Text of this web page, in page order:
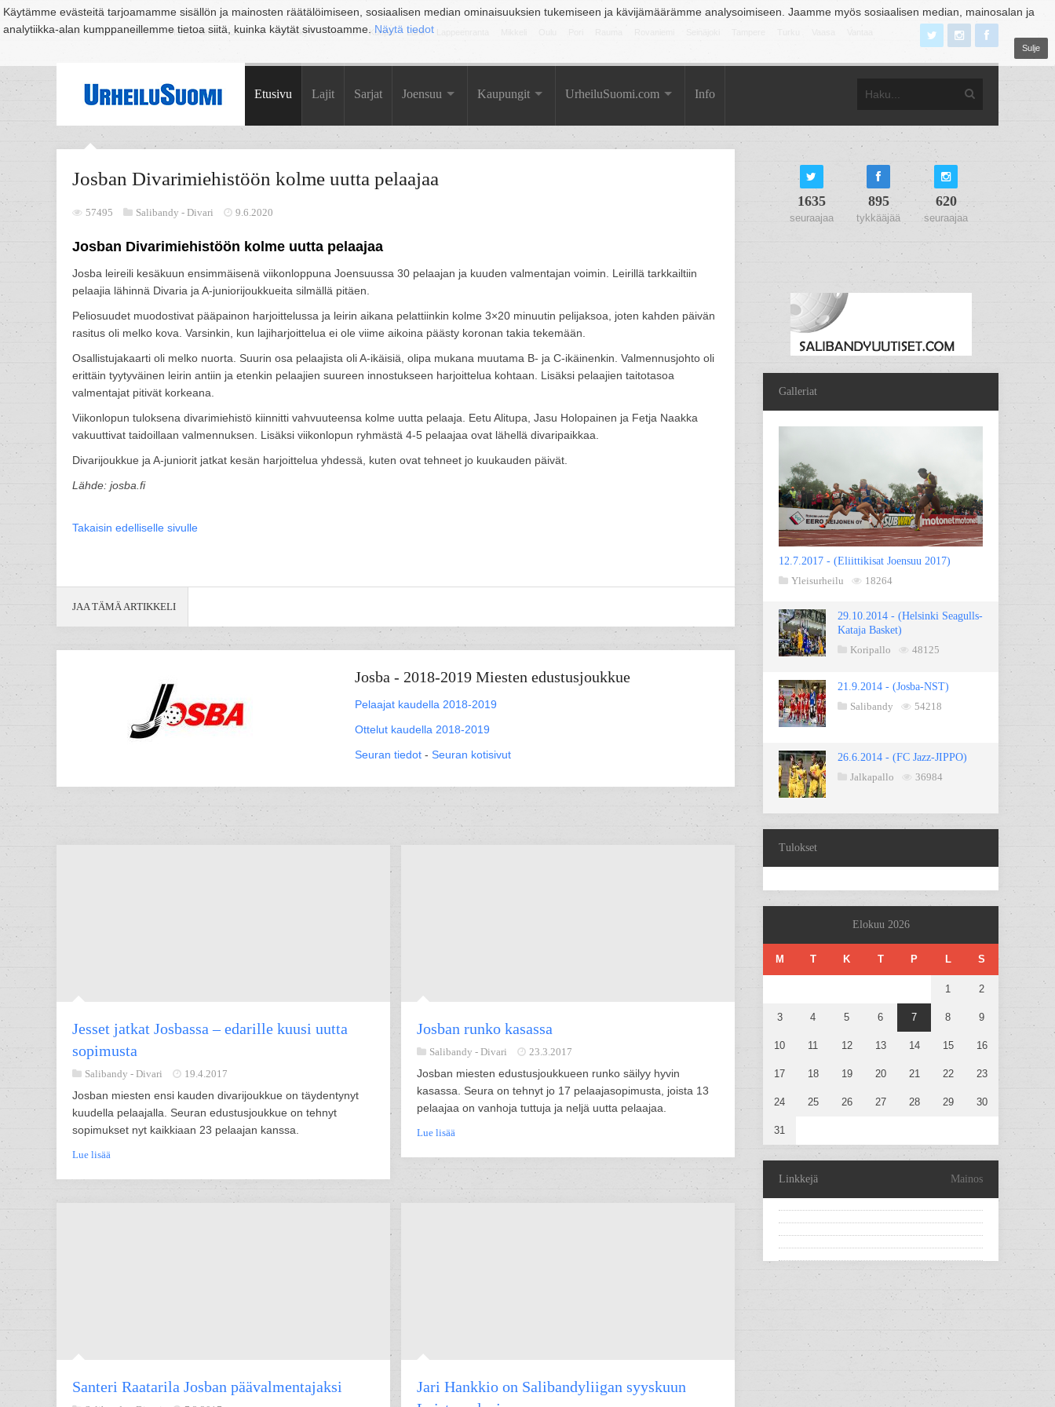
Käytämme evästeitä tarjoamamme sisällön ja mainosten räätälöimiseen, sosiaalisen median ominaisuuksien tukemiseen ja kävijämäärämme analysoimiseen. Jaamme myös sosiaalisen median, mainosalan ja
analytiikka-alan kumppaneillemme tietoa siitä, kuinka käytät sivustoamme. Näytä tiedot
Sulje
Suomi Espoo Helsinki Hämeenlinna Joensuu Jyväskylä Kouvola Kuopio Lahti
Etusivu Lajit Sarjat Joensuu Kaupungit UrheiluSuomi.com Info
Josban Divarimiehistöön kolme uutta pelaajaa
57495 Salibandy - Divari 9.6.2020
Josban Divarimiehistöön kolme uutta pelaajaa
Josba leireili kesäkuun ensimmäisenä viikonloppuna Joensuussa 30 pelaajan ja kuuden valmentajan voimin. Leirillä tarkkailtiin
pelaajia lähinnä Divaria ja A-juniorijoukkueita silmällä pitäen.
Peliosuudet muodostivat pääpainon harjoittelussa ja leirin aikana pelattiinkin kolme 3×20 minuutin pelijaksoa, joten kahden päivän
rasitus oli melko kova. Varsinkin, kun lajiharjoittelua ei ole viime aikoina päästy koronan takia tekemään.
Osallistujakaarti oli melko nuorta. Suurin osa pelaajista oli A-ikäisiä, olipa mukana muutama B- ja C-ikäinenkin. Valmennusjohto oli
erittäin tyytyväinen leirin antiin ja etenkin pelaajien suureen innostukseen harjoittelua kohtaan. Lisäksi pelaajien taitotasoa
valmentajat pitivät korkeana.
Viikonlopun tuloksena divarimiehistö kiinnitti vahvuuteensa kolme uutta pelaaja. Eetu Alitupa, Jasu Holopainen ja Fetja Naakka
vakuuttivat taidoillaan valmennuksen. Lisäksi viikonlopun ryhmästä 4-5 pelaajaa ovat lähellä divaripaikkaa.
Divarijoukkue ja A-juniorit jatkat kesän harjoittelua yhdessä, kuten ovat tehneet jo kuukauden päivät.
Lähde: josba.fi
Takaisin edelliselle sivulle
JAA TÄMÄ ARTIKKELI
Josba - 2018-2019 Miesten edustusjoukkue
Pelaajat kaudella 2018-2019
Ottelut kaudella 2018-2019
Seuran tiedot - Seuran kotisivut
Jesset jatkat Josbassa – edarille kuusi uutta
sopimusta
Salibandy - Divari 19.4.2017
Josban miesten ensi kauden divarijoukkue on täydentynyt
kuudella pelaajalla. Seuran edustusjoukkue on tehnyt
sopimukset nyt kaikkiaan 23 pelaajan kanssa.
Lue lisää
Josban runko kasassa
Salibandy - Divari 23.3.2017
Josban miesten edustusjoukkueen runko säilyy hyvin
kasassa. Seura on tehnyt jo 17 pelaajasopimusta, joista 13
pelaajaa on vanhoja tuttuja ja neljä uutta pelaajaa.
Lue lisää
Santeri Raatarila Josban päävalmentajaksi
Jari Hankkio on Salibandyliigan syyskuun
1635
seuraajaa
895
tykkääjää
620
seuraajaa
Galleriat
12.7.2017 - (Eliittikisat Joensuu 2017)
Yleisurheilu
18264
29.10.2014 - (Helsinki Seagulls-
Kataja Basket)
Koripallo
48125
21.9.2014 - (Josba-NST)
Salibandy
54218
26.6.2014 - (FC Jazz-JIPPO)
Jalkapallo
36984
Tulokset
Elokuu 2026
M T K T P L S
1 2
3 4 5 6 7 8 9
10 11 12 13 14 15 16
17 18 19 20 21 22 23
24 25 26 27 28 29 30
31
Linkkejä Mainos